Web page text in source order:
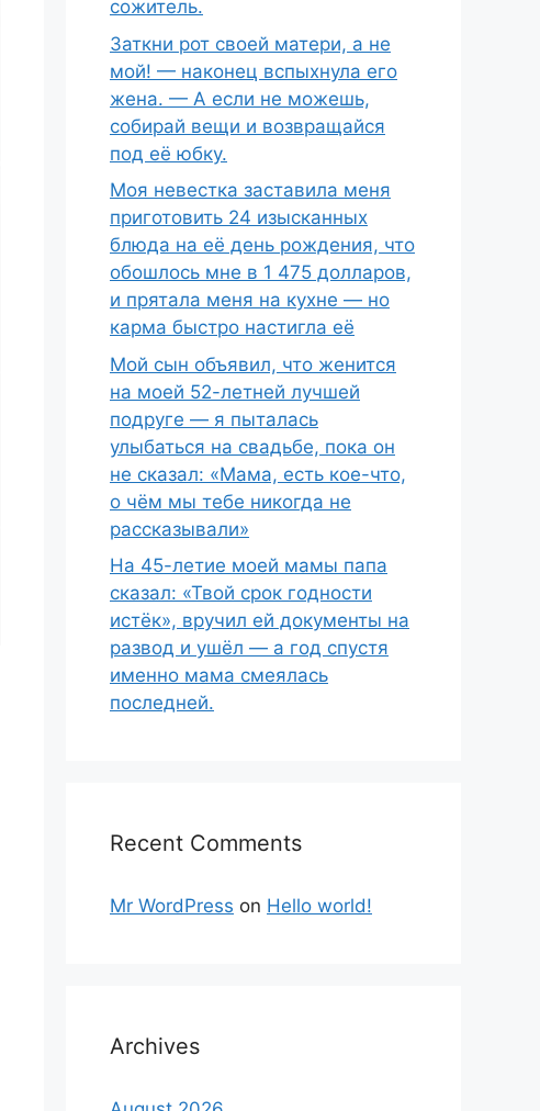
сожитель.
Заткни рот своей матери, а не
мой! — наконец вспыхнула его
жена. — А если не можешь,
собирай вещи и возвращайся
под её юбку.
Моя невестка заставила меня
приготовить 24 изысканных
блюда на её день рождения, что
обошлось мне в 1 475 долларов,
и прятала меня на кухне — но
карма быстро настигла её
Мой сын объявил, что женится
на моей 52-летней лучшей
подруге — я пыталась
улыбаться на свадьбе, пока он
не сказал: «Мама, есть кое-что,
о чём мы тебе никогда не
рассказывали»
На 45-летие моей мамы папа
сказал: «Твой срок годности
истёк», вручил ей документы на
развод и ушёл — а год спустя
именно мама смеялась
последней.
Recent Comments
Mr WordPress on Hello world!
Archives